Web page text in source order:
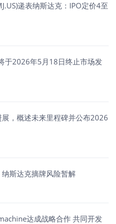
递表纳斯达克：IPO定价4至
于2026年5月18日终止市场发
，概述未来里程碑并公布2026
斯达克摘牌风险暂解
达成战略合作 共同开发